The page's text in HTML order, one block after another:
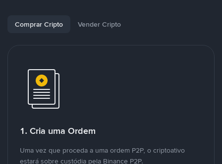
Comprar Cripto Vender Cripto
1. Cria uma Ordem
Uma vez que proceda a uma ordem P2P, o criptoativo
estará sobre custódia pela Binance P2P.